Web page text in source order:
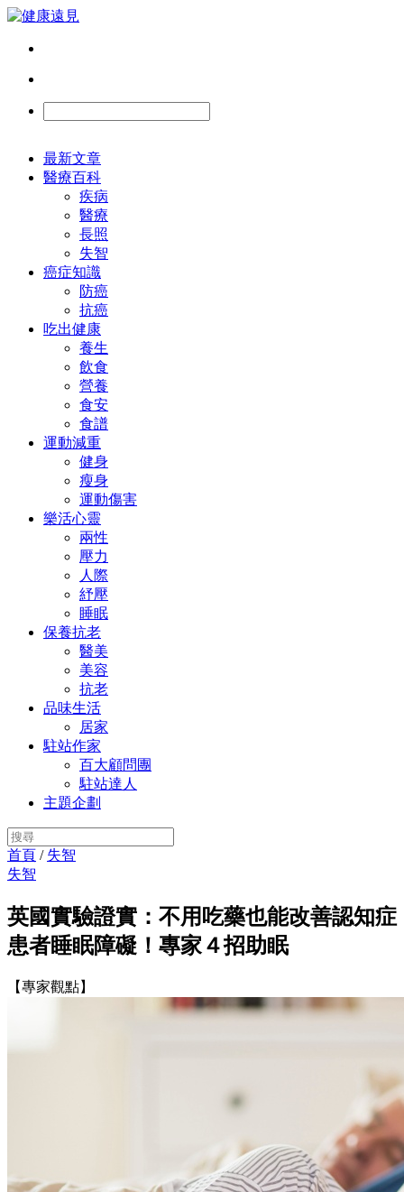
最新文章
醫療百科
疾病
醫療
長照
失智
癌症知識
防癌
抗癌
吃出健康
養生
飲食
營養
食安
食譜
運動減重
健身
瘦身
運動傷害
樂活心靈
兩性
壓力
人際
紓壓
睡眠
保養抗老
醫美
美容
抗老
品味生活
居家
駐站作家
百大顧問團
駐站達人
主題企劃
首頁 / 失智
失智
英國實驗證實：不用吃藥也能改善認知症
患者睡眠障礙！專家４招助眠
【專家觀點】